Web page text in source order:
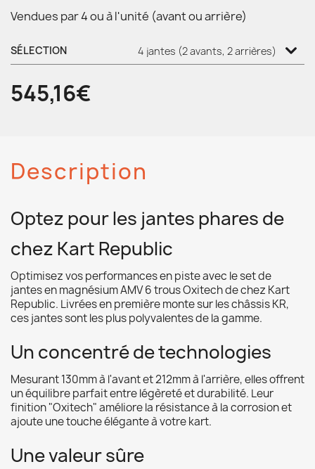
Vendues par 4 ou à l'unité (avant ou arrière)
SÉLECTION
545,16€
Description
Optez pour les jantes phares de
chez Kart Republic
Optimisez vos performances en piste avec le set de
jantes en magnésium AMV 6 trous Oxitech de chez Kart
Republic. Livrées en première monte sur les châssis KR,
ces jantes sont les plus polyvalentes de la gamme.
Un concentré de technologies
Mesurant 130mm à l'avant et 212mm à l'arrière, elles offrent
un équilibre parfait entre légèreté et durabilité. Leur
finition "Oxitech" améliore la résistance à la corrosion et
ajoute une touche élégante à votre kart.
Une valeur sûre